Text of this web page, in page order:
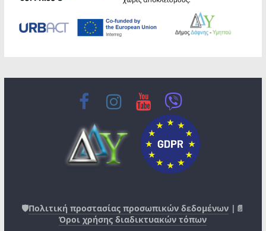
🛡️Πολιτική προστασίας προσωπικών δεδομένων |📄
Όροι χρήσης διαδικτυακών τόπων